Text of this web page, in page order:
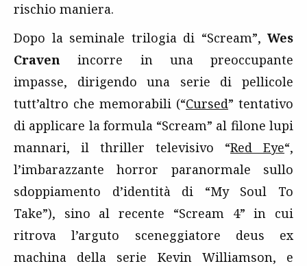
rischio maniera.
Dopo la seminale trilogia di “Scream”, Wes
Craven incorre in una preoccupante
impasse, dirigendo una serie di pellicole
tutt’altro che memorabili (“Cursed” tentativo
di applicare la formula “Scream” al filone lupi
mannari, il thriller televisivo “Red Eye“,
l’imbarazzante horror paranormale sullo
sdoppiamento d’identità di “My Soul To
Take”), sino al recente “Scream 4” in cui
ritrova l’arguto sceneggiatore deus ex
machina della serie Kevin Williamson, e